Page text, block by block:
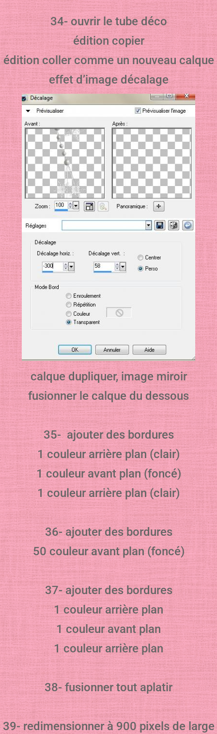
34- ouvrir le tube déco
édition copier
édition coller comme un nouveau calque
effet d’image décalage
calque dupliquer, image miroir
fusionner le calque du dessous
35- ajouter des bordures
1 couleur arrière plan (clair)
1 couleur avant plan (foncé)
1 couleur arrière plan (clair)
36- ajouter des bordures
50 couleur avant plan (foncé)
37- ajouter des bordures
1 couleur arrière plan
1 couleur avant plan
1 couleur arrière plan
38- fusionner tout aplatir
39- redimensionner à 900 pixels de large